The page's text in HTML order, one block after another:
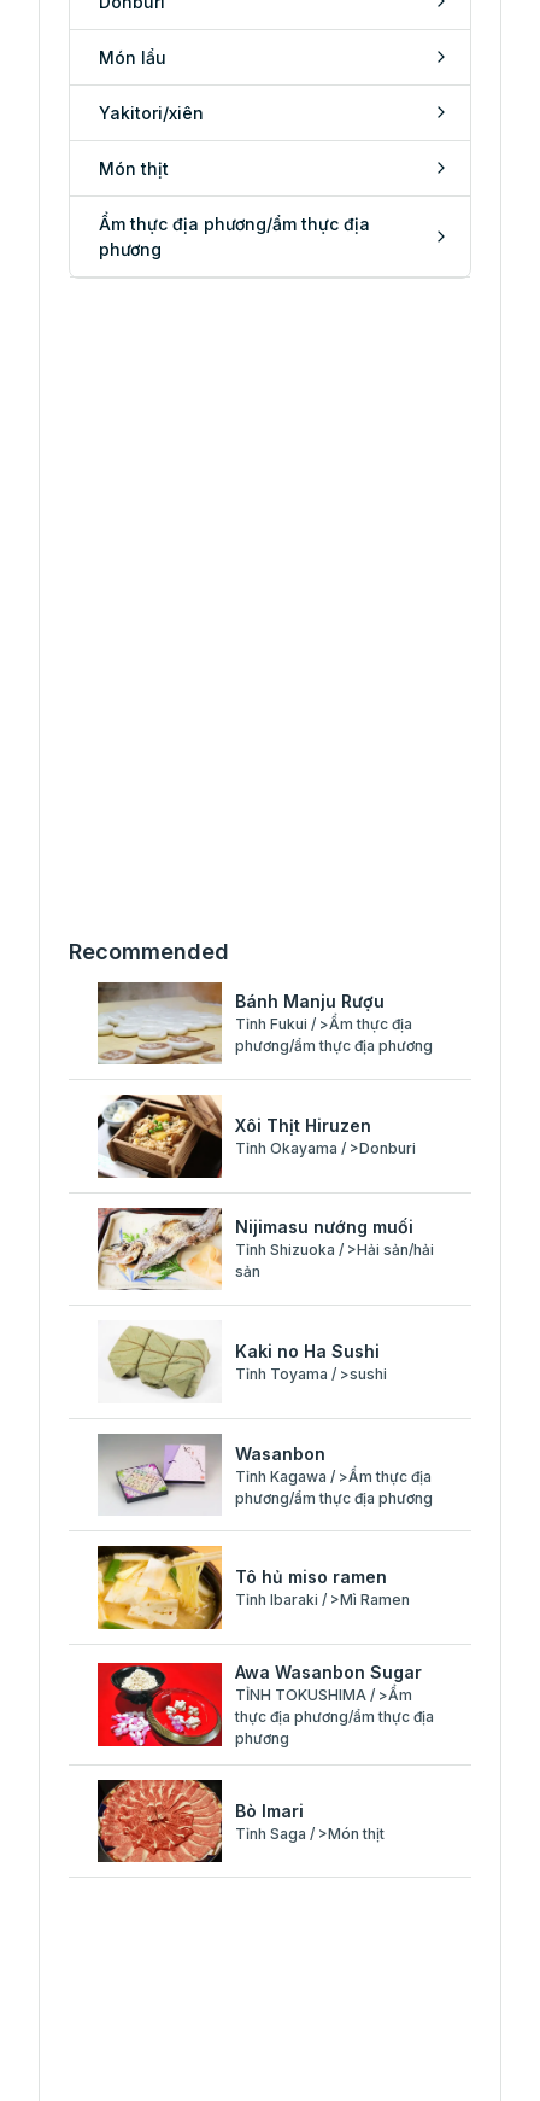
Món lẩu
Yakitori/xiên
Món thịt
Ẩm thực địa phương/ẩm thực địa
phương
Recommended
Bánh Manju Rượu
Tỉnh Fukui / >Ẩm thực địa
phương/ẩm thực địa phương
Xôi Thịt Hiruzen
Tỉnh Okayama / >Donburi
Nijimasu nướng muối
Tỉnh Shizuoka / >Hải sản/hải
sản
Kaki no Ha Sushi
Tỉnh Toyama / >sushi
Wasanbon
Tỉnh Kagawa / >Ẩm thực địa
phương/ẩm thực địa phương
Tô hủ miso ramen
Tỉnh Ibaraki / >Mì Ramen
Awa Wasanbon Sugar
TỈNH TOKUSHIMA / >Ẩm
thực địa phương/ẩm thực địa
phương
Bò Imari
Tỉnh Saga / >Món thịt